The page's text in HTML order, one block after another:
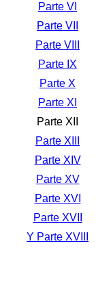
Parte VI
Parte VII
Parte VIII
Parte IX
Parte X
Parte XI
Parte XII
Parte XIII
Parte XIV
Parte XV
Parte XVI
Parte XVII
Y Parte XVIII